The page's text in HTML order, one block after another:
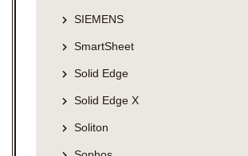
SIEMENS
SmartSheet
Solid Edge
Solid Edge X
Soliton